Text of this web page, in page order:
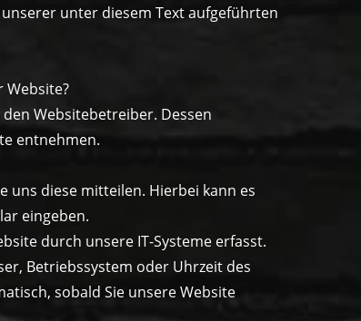
unter diesem Text aufgeführten
Websitebetreiber. Dessen
entnehmen.
uns diese mitteilen. Hierbei kann es
eingeben.
durch unsere IT-Systeme erfasst.
Betriebssystem oder Uhrzeit des
sobald Sie unsere Website